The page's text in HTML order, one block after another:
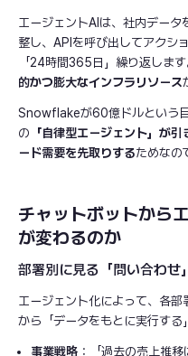
エージェントAIは、社内データ
整し、APIを呼び出してアク
「24時間365日」繰り返しま
的かつ膨大なインフラリソース
Snowflakeが60億ドルという
の 「自律型エージェント」が
ード需要を先取りするためなの
チャットボットから
が変わるのか
部署別に見る「問い合わせ
エージェント化によって、各
から「データをもとに実行する
事業戦略 ：「過去の売上推